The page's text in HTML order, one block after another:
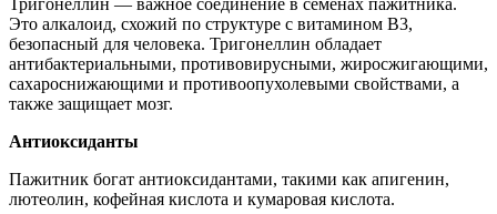
Тригонеллин — важное соединение в семенах пажитника.
Это алкалоид, схожий по структуре с витамином B3,
безопасный для человека. Тригонеллин обладает
антибактериальными, противовирусными, жиросжигающими,
сахароснижающими и противоопухолевыми свойствами, а
также защищает мозг.
Антиоксиданты
Пажитник богат антиоксидантами, такими как апигенин,
лютеолин, кофейная кислота и кумаровая кислота.